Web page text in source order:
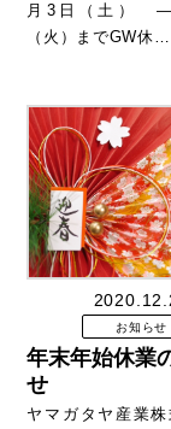
月3日（土）
（火）までGW休…
お知らせ
年末年始休業
せ
ヤマガタヤ産業株